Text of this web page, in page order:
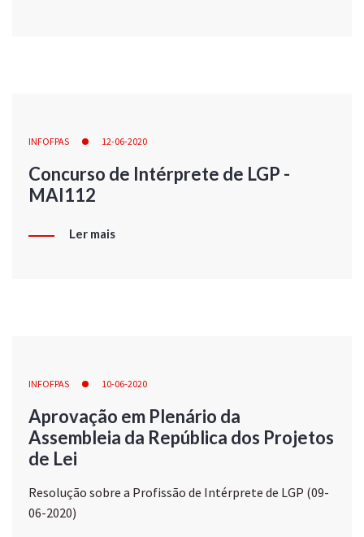
INFOFPAS 12-06-2020
Concurso de Intérprete de LGP -
MAI112
Ler mais
INFOFPAS 10-06-2020
Aprovação em Plenário da
Assembleia da República dos Projetos
de Lei
Resolução sobre a Profissão de Intérprete de LGP (09-
06-2020)